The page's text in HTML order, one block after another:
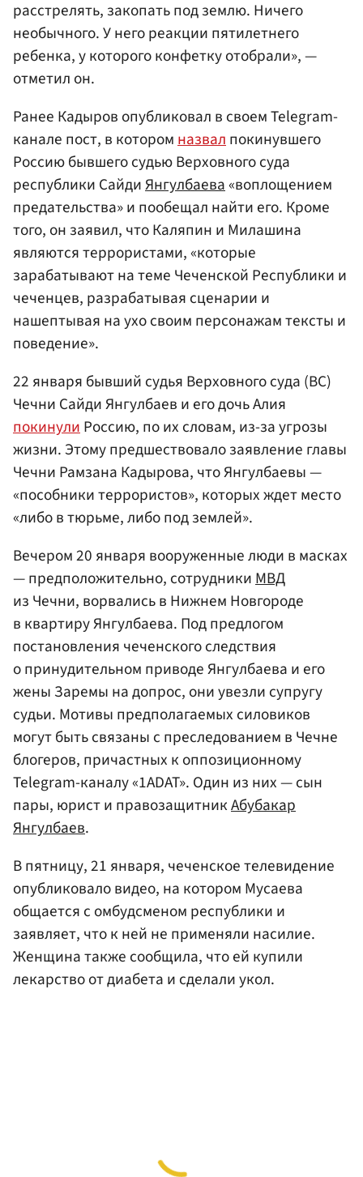
расстрелять, закопать под землю. Ничего
необычного. У него реакции пятилетнего
ребенка, у которого конфетку отобрали», —
отметил он.
Ранее Кадыров опубликовал в своем Telegram-
канале пост, в которомназвалпокинувшего
Россию бывшего судью Верховного суда
республики СайдиЯнгулбаева«воплощением
предательства» и пообещал найти его. Кроме
того, он заявил, что Каляпин и Милашина
являются террористами, «которые
зарабатывают на теме Чеченской Республики и
чеченцев, разрабатывая сценарии и
нашептывая на ухо своим персонажам тексты и
поведение».
22 января бывший судья Верховного суда (ВС)
Чечни Сайди Янгулбаев и его дочь Алия
покинулиРоссию, по их словам, из-за угрозы
жизни. Этому предшествовало заявление главы
Чечни Рамзана Кадырова, что Янгулбаевы —
«пособники террористов», которых ждет место
«либо в тюрьме, либо под землей».
Вечером 20 января вооруженные люди в масках
— предположительно, сотрудникиМВД
из Чечни, ворвались в Нижнем Новгороде
в квартиру Янгулбаева. Под предлогом
постановления чеченского следствия
о принудительном приводе Янгулбаева и его
жены Заремы на допрос, они увезли супругу
судьи. Мотивы предполагаемых силовиков
могут быть связаны с преследованием в Чечне
блогеров, причастных к оппозиционному
Telegram-каналу «1ADAT». Один из них — сын
пары, юрист и правозащитникАбубакар
Янгулбаев.
В пятницу, 21 января, чеченское телевидение
опубликовало видео, на котором Мусаева
общается с омбудсменом республики и
заявляет, что к ней не применяли насилие.
Женщина также сообщила, что ей купили
лекарство от диабета и сделали укол.